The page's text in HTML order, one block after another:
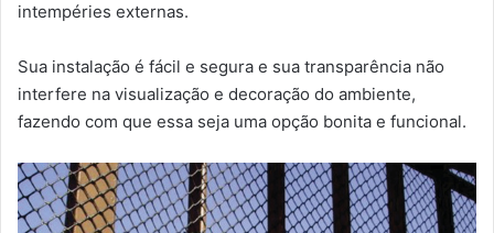
intempéries externas.
Sua instalação é fácil e segura e sua transparência não
interfere na visualização e decoração do ambiente,
fazendo com que essa seja uma opção bonita e funcional.